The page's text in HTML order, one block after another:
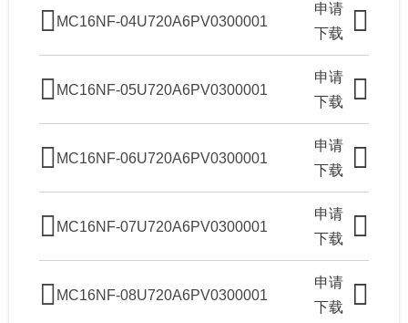
MC16NF-04U720A6PV0300001
申请
下载
MC16NF-05U720A6PV0300001
申请
下载
MC16NF-06U720A6PV0300001
申请
下载
MC16NF-07U720A6PV0300001
申请
下载
MC16NF-08U720A6PV0300001
申请
下载